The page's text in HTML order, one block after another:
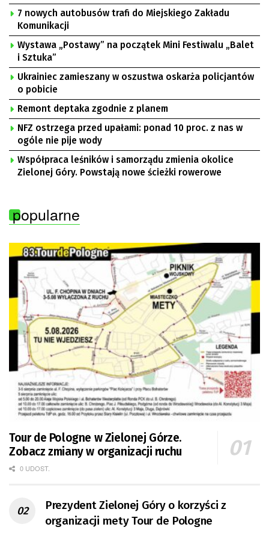
7 nowych autobusów trafi do Miejskiego Zakładu
Komunikacji
Wystawa „Postawy” na początek Mini Festiwalu „Balet
i Sztuka”
Ukrainiec zamieszany w oszustwa oskarża policjantów
o pobicie
Remont deptaka zgodnie z planem
NFZ ostrzega przed upałami: ponad 10 proc. z nas w
ogóle nie pije wody
Współpraca leśników i samorządu zmienia okolice
Zielonej Góry. Powstają nowe ścieżki rowerowe
popularne
Tour de Pologne w Zielonej Górze.
Zobacz zmiany w organizacji ruchu
0 UDOST.
Prezydent Zielonej Góry o korzyści z
organizacji mety Tour de Pologne